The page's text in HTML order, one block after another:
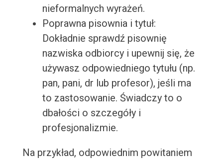
nieformalnych wyrażeń.
Poprawna pisownia i tytuł:
Dokładnie sprawdź pisownię
nazwiska odbiorcy i upewnij się, że
używasz odpowiedniego tytułu (np.
pan, pani, dr lub profesor), jeśli ma
to zastosowanie. Świadczy to o
dbałości o szczegóły i
profesjonalizmie.
Na przykład, odpowiednim powitaniem